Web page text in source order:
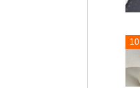
10